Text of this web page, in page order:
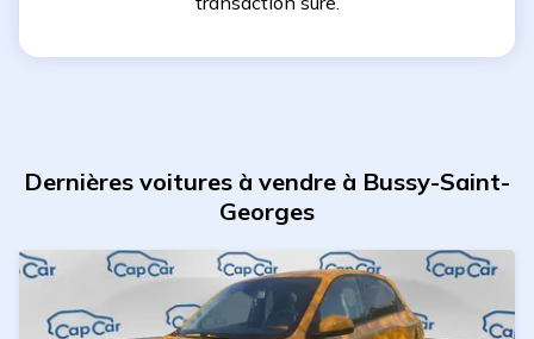
Dernières voitures à vendre à Bussy-Saint-
Georges